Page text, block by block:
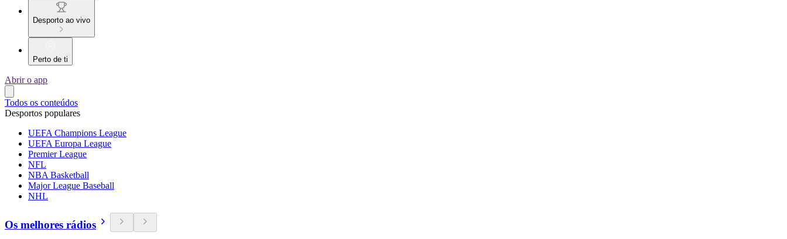
Desporto ao vivo
Perto de ti
Abrir o app
Todos os conteúdos
Desportos populares
UEFA Champions League
UEFA Europa League
Premier League
NFL
NBA Basketball
Major League Baseball
NHL
Os melhores rádios